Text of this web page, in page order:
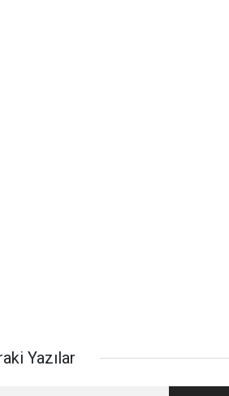
Yazılar